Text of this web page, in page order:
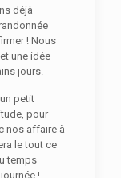
déjà
! Nous
une idée
jours.
petit
pour
nos affaire à
le tout ce
temps
!